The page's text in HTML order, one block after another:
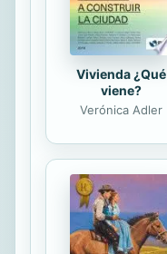
Vivienda ¿Qué
viene?
Verónica Adler